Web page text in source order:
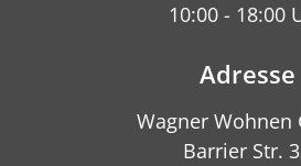
10:00 - 18:00
Adresse
Wagner Wohnen
Barrier Str.